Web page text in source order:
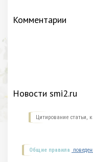
Комментарии
Новости smi2.ru
Цитирование статьи,
Общие правила